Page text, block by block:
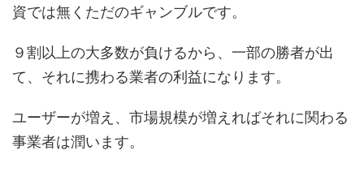
資では無くただのギャンブルです。
９割以上の大多数が負けるから、一部の勝者が出
て、それに携わる業者の利益になります。
ユーザーが増え、市場規模が増えればそれに関わる
事業者は潤います。